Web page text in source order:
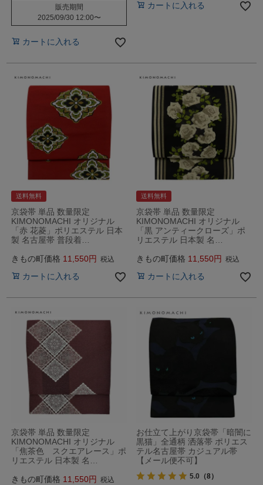
販売期間
2025/09/30 12:00〜
カートに入れる
カートに入れる
送料無料
京袋帯 単品 数量限定
KIMONOMACHI オリジナル
「赤 花菱」ポリエステル 日本
製 名古屋帯 普段着…
きもの町価格 11,550 税込
カートに入れる
送料無料
京袋帯 単品 数量限定
KIMONOMACHI オリジナル
「黒 アンティークローズ」ポ
リエステル 日本製 名…
きもの町価格 11,550 税込
カートに入れる
京袋帯 単品 数量限定
KIMONOMACHI オリジナル
「焦茶色 スクエアレース」ポ
リエステル 日本製 名…
きもの町価格 11,550 税込
お仕立て上がり京袋帯「暗闇に
黒猫」全通柄 洒落帯 ポリエス
テル名古屋帯 カジュアル帯
【メール便不可】
5.0 （8）